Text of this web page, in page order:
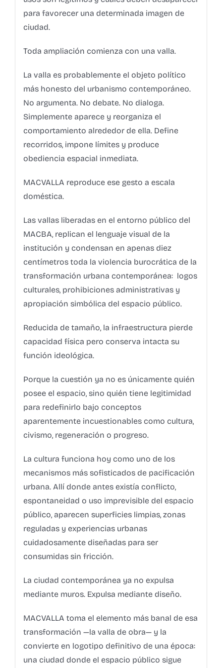
para favorecer una determinada imagen de
ciudad.
Toda ampliación comienza con una valla.
La valla es probablemente el objeto político
más honesto del urbanismo contemporáneo.
No argumenta. No debate. No dialoga.
Simplemente aparece y reorganiza el
comportamiento alrededor de ella. Define
recorridos, impone límites y produce
obediencia espacial inmediata.
MACVALLA reproduce ese gesto a escala
doméstica.
Las vallas liberadas en el entorno público del
MACBA, replican el lenguaje visual de la
institución y condensan en apenas diez
centímetros toda la violencia burocrática de la
transformación urbana contemporánea: logos
culturales, prohibiciones administrativas y
apropiación simbólica del espacio público.
Reducida de tamaño, la infraestructura pierde
capacidad física pero conserva intacta su
función ideológica.
Porque la cuestión ya no es únicamente quién
posee el espacio, sino quién tiene legitimidad
para redefinirlo bajo conceptos
aparentemente incuestionables como cultura,
civismo, regeneración o progreso.
La cultura funciona hoy como uno de los
mecanismos más sofisticados de pacificación
urbana. Allí donde antes existía conflicto,
espontaneidad o uso imprevisible del espacio
público, aparecen superficies limpias, zonas
reguladas y experiencias urbanas
cuidadosamente diseñadas para ser
consumidas sin fricción.
La ciudad contemporánea ya no expulsa
mediante muros. Expulsa mediante diseño.
MACVALLA toma el elemento más banal de esa
transformación —la valla de obra— y la
convierte en logotipo definitivo de una época:
una ciudad donde el espacio público sigue